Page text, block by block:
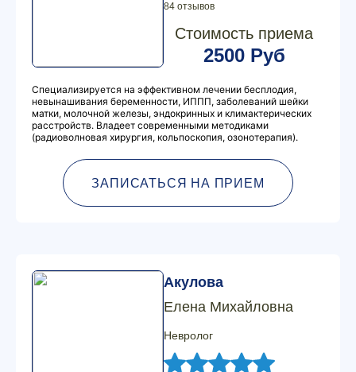
84 отзывов
Стоимость приема
2500 Руб
Специализируется на эффективном лечении бесплодия,
невынашивания беременности, ИППП, заболеваний шейки
матки, молочной железы, эндокринных и климактерических
расстройств. Владеет современными методиками
(радиоволновая хирургия, кольпоскопия, озонотерапия).
ЗАПИСАТЬСЯ НА ПРИЕМ
Акулова
Елена Михайловна
Невролог